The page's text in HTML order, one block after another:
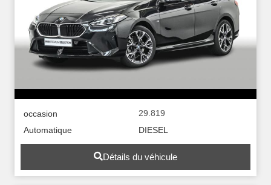
occasion
29.819
Automatique
DIESEL
Détails du véhicule